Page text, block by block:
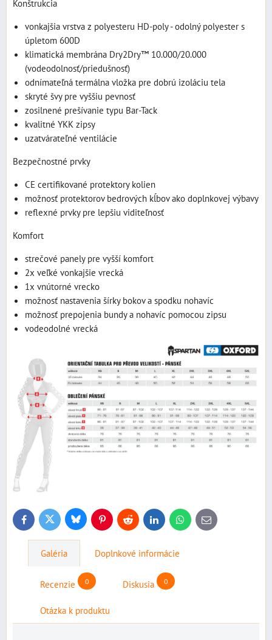
Konštrukcia
vonkajšia vrstva z polyesteru HD-poly - odolný polyester s
úpletom 600D
klimatická membrána Dry2Dry™ 10.000/20.000
(vodeodolnosť/priedušnosť)
odnímateľná termálna vložka pre dobrú izoláciu tela
skryté švy pre vyššiu pevnosť
zosilnené prešívanie typu Bar-Tack
kvalitné YKK zipsy
uzatvárateľné ventilácie
Bezpečnostné prvky
CE certifikované protektory kolien
možnosť protektorov bedrových kĺbov ako doplnkovej výbavy
reflexné prvky pre lepšiu viditeľnosť
Komfort
strečové panely pre vyšší komfort
2x veľké vonkajšie vrecká
1x vnútorné vrecko
možnosť nastavenia šírky bokov a spodku nohavíc
možnosť prepojenia bundy a nohavíc pomocou zipsu
vodeodolné vrecká
FacebookTwitter BlueskyPinterestReddit LinkedInWhatsApp
E-
mail
Galéria Doplnkové informácie
Recenzie 0 Diskusia 0
Otázka k produktu